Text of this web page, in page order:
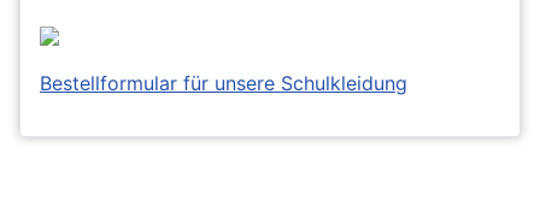
Bestellformular für unsere Schulkleidung